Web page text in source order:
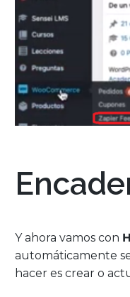
Y ahora vamos con
automáticamente
hacer es crear o